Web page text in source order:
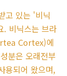
고 있는 '비닉
. 비닉스는 브라
Cortex)에
분은 오래전부
용되어 왔으며,